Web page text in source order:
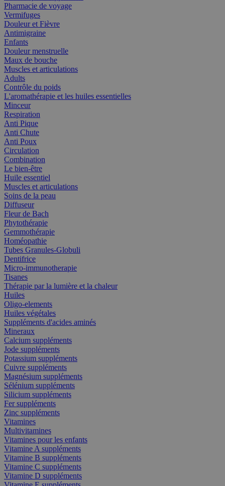
Pharmacie de voyage
Vermifuges
Douleur et Fièvre
Antimigraine
Enfants
Douleur menstruelle
Maux de bouche
Muscles et articulations
Adults
Contrôle du poids
L'aromathérapie et les huiles essentielles
Minceur
Respiration
Anti Pique
Anti Chute
Anti Poux
Circulation
Combination
Le bien-être
Huile essentiel
Muscles et articulations
Soins de la peau
Diffuseur
Fleur de Bach
Phytothérapie
Gemmothérapie
Homéopathie
Tubes Granules-Globuli
Dentifrice
Micro-immunotherapie
Tisanes
Thérapie par la lumière et la chaleur
Huiles
Oligo-elements
Huiles végétales
Suppléments d'acides aminés
Mineraux
Calcium suppléments
Jode suppléments
Potassium suppléments
Cuivre suppléments
Magnésium suppléments
Sélénium suppléments
Silicium suppléments
Fer suppléments
Zinc suppléments
Vitamines
Multivitamines
Vitamines pour les enfants
Vitamine A suppléments
Vitamine B suppléments
Vitamine C suppléments
Vitamine D suppléments